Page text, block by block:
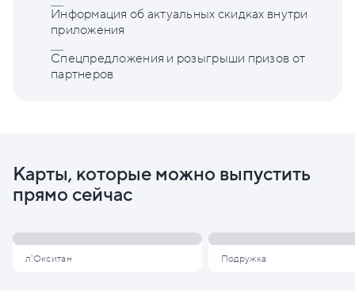
Информация об актуальных скидках внутри
приложения
Спецпредложения и розыгрыши призов от
партнеров
Карты, которые можно выпустить
прямо сейчас
л'Окситан Подружка